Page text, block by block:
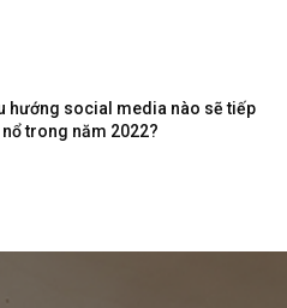
hướng social media nào sẽ tiếp
trong năm 2022?